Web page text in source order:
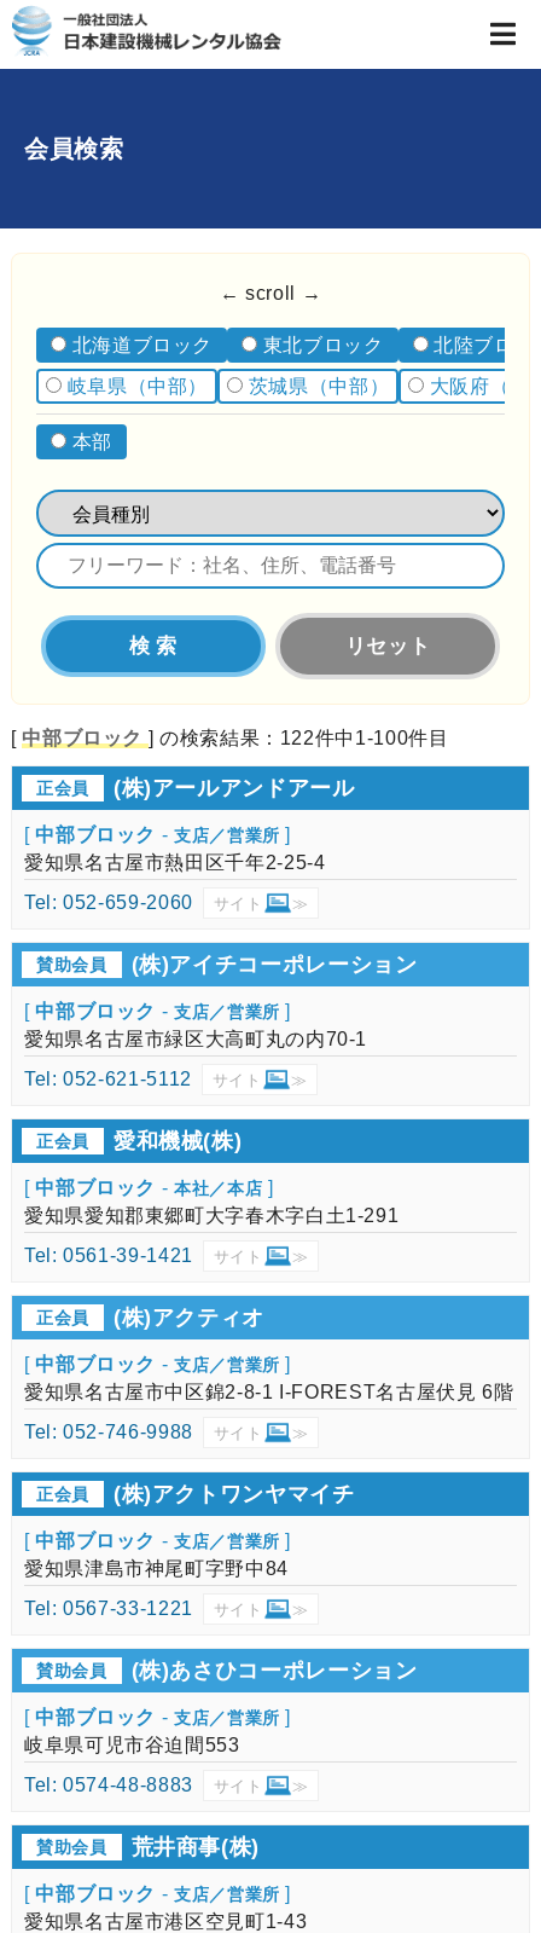
会員検索
← scroll →
北海道ブロック 東北ブロック
北陸ブロッ
岐阜県（中部）
茨城県（中部） 大阪府（中
本部
リセット
[ 中部ブロック ] の検索結果： 122件中 1-100件目
正会員 (株)アールアンドアール
[中部ブロック - 支店／営業所 ]
愛知県名古屋市熱田区千年2-25-4
Tel: 052-659-2060
サイト ≫
賛助会員 (株)アイチコーポレーション
[中部ブロック - 支店／営業所 ]
愛知県名古屋市緑区大高町丸の内70-1
Tel: 052-621-5112
サイト ≫
正会員 愛和機械(株)
[中部ブロック - 本社／本店 ]
愛知県愛知郡東郷町大字春木字白土1-291
Tel: 0561-39-1421
サイト ≫
正会員 (株)アクティオ
[中部ブロック - 支店／営業所 ]
愛知県名古屋市中区錦2-8-1 I-FOREST名古屋伏見 6階
Tel: 052-746-9988
サイト ≫
正会員 (株)アクトワンヤマイチ
[中部ブロック - 支店／営業所 ]
愛知県津島市神尾町字野中84
Tel: 0567-33-1221
サイト ≫
賛助会員 (株)あさひコーポレーション
[中部ブロック - 支店／営業所 ]
岐阜県可児市谷迫間553
Tel: 0574-48-8883
サイト ≫
賛助会員 荒井商事(株)
[中部ブロック - 支店／営業所 ]
愛知県名古屋市港区空見町1-43